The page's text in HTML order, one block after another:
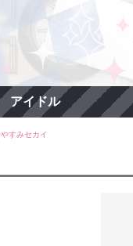
アイドル
やすみセカイ